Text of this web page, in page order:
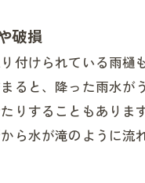
破損
付けられている雨樋
ると、降った雨水
りすることもありま
ら水が滝のように流